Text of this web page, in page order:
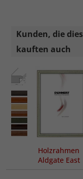
Kunden, die
kauften auch
Holzrahmen
Aldgate East